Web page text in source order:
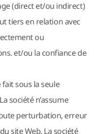
(direct et/ou indirect)
tiers en relation avec
ou
et/ou la confiance de
sous la seule
société n’assume
perturbation, erreur
site Web. La société